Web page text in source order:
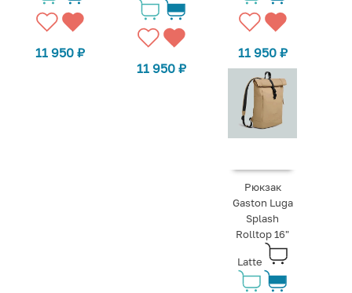
11 950₽
11 950 ₽
11 950 ₽
Рюкзак
Gaston Luga
Splash
Rolltop 16"
Latte